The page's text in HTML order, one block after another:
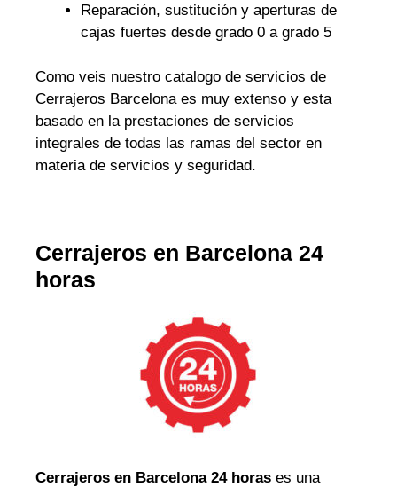
Reparación, sustitución y aperturas de
cajas fuertes desde grado 0 a grado 5
Como veis nuestro catalogo de servicios de
Cerrajeros Barcelona es muy extenso y esta
basado en la prestaciones de servicios
integrales de todas las ramas del sector en
materia de servicios y seguridad.
Cerrajeros en Barcelona 24
horas
Cerrajeros en Barcelona 24 horas es una